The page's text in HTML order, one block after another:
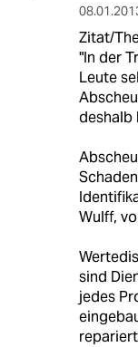
Zitat/
"In der
Leute
deshalb
Wulff,
sind
jedes